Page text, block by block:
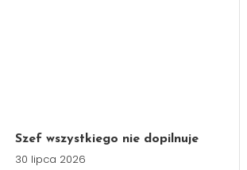
Szef wszystkiego nie dopilnuje
30 lipca 2026